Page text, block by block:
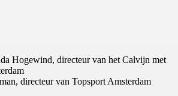
Hogewind, directeur van het Calvijn met
directeur van Topsport Amsterdam